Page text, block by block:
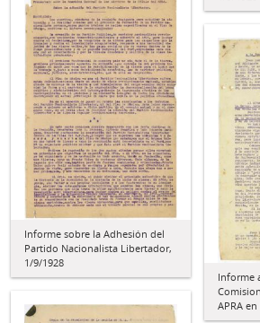
Informe sobre la Adhesión del
Partido Nacionalista Libertador,
1/9/1928
Informe
APRA